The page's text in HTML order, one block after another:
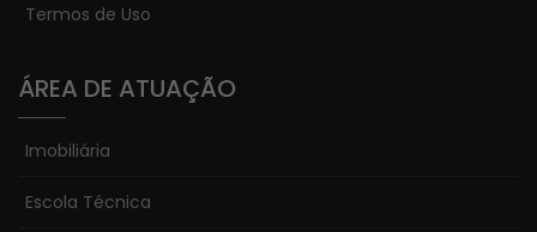
Termos de Uso
ÁREA DE ATUAÇÃO
Imobiliária
Escola Técnica